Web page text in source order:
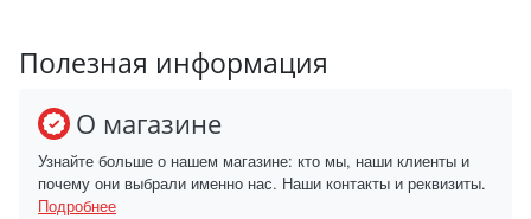
Полезная информация
О магазине
Узнайте больше о нашем магазине: кто мы, наши клиенты и
почему они выбрали именно нас. Наши контакты и реквизиты.
Подробнее